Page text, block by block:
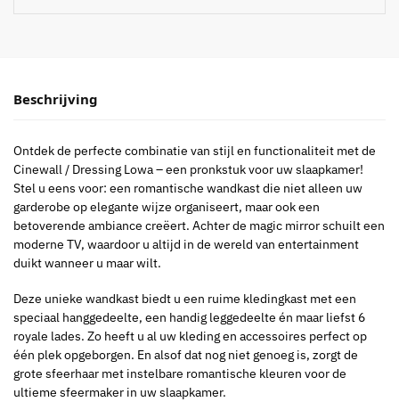
Beschrijving
Ontdek de perfecte combinatie van stijl en functionaliteit met de
Cinewall / Dressing Lowa – een pronkstuk voor uw slaapkamer!
Stel u eens voor: een romantische wandkast die niet alleen uw
garderobe op elegante wijze organiseert, maar ook een
betoverende ambiance creëert. Achter de magic mirror schuilt een
moderne TV, waardoor u altijd in de wereld van entertainment
duikt wanneer u maar wilt.
Deze unieke wandkast biedt u een ruime kledingkast met een
speciaal hanggedeelte, een handig leggedeelte én maar liefst 6
royale lades. Zo heeft u al uw kleding en accessoires perfect op
één plek opgeborgen. En alsof dat nog niet genoeg is, zorgt de
grote sfeerhaar met instelbare romantische kleuren voor de
ultieme sfeermaker in uw slaapkamer.